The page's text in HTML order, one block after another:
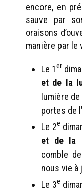
encore, en
sauve par
oraisons
manière par le
Le 1er
et de la
lumière
portes de
Le 2e
et de la
comble
nous vie à
Le 3e